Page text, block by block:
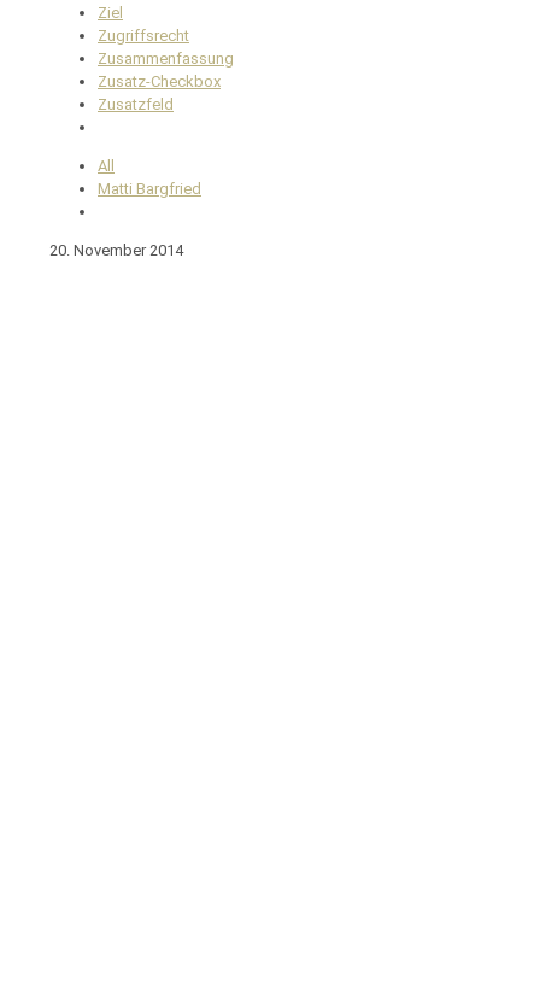
Ziel
Zugriffsrecht
Zusammenfassung
Zusatz-Checkbox
Zusatzfeld
All
Matti Bargfried
20. November 2014